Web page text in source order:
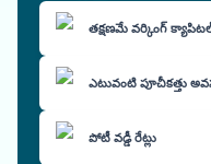
తక్షణమే వర్కింగ్
ఎటువంటి పూచీకత్తు
పోటీ వడ్డీ రేట్లు